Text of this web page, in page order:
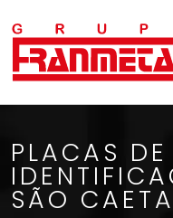
PLACAS DE
SÃO